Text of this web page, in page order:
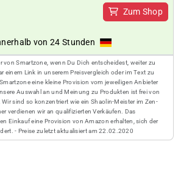
Zum Shop
von 24 Stunden
von Smartzone, wenn Du Dich entscheidest, weiter zu
einem Link in unserem Preisvergleich oder im Text zu
eine kleine Provision vom jeweiligen Anbieter
Auswahl an und Meinung zu Produkten ist frei von
sind so konzentriert wie ein Shaolin-Meister im Zen-
verdienen wir an qualifizierten Verkäufen. Das
Einkauf eine Provision von Amazon erhalten, sich der
- Preise zuletzt aktualisiert am 22.02.2020